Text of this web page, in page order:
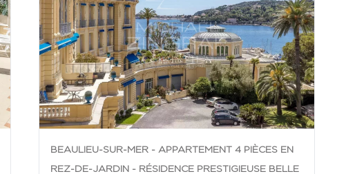
BEAULIEU-SUR-MER - APPARTEMENT 4 PIÈCES EN
REZ-DE-JARDIN - RÉSIDENCE PRESTIGIEUSE BELLE